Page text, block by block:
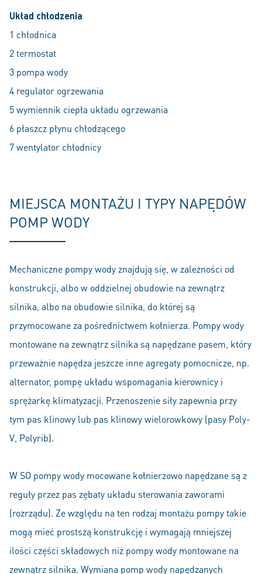
Układ chłodzenia
1 chłodnica
2 termostat
3 pompa wody
4 regulator ogrzewania
5 wymiennik ciepła układu ogrzewania
6 płaszcz płynu chłodzącego
7 wentylator chłodnicy
MIEJSCA MONTAŻU I TYPY NAPĘDÓW
POMP WODY
Mechaniczne pompy wody znajdują się, w zależności od
konstrukcji, albo w oddzielnej obudowie na zewnątrz
silnika, albo na obudowie silnika, do której są
przymocowane za pośrednictwem kołnierza. Pompy wody
montowane na zewnątrz silnika są napędzane pasem, który
przeważnie napędza jeszcze inne agregaty pomocnicze, np.
alternator, pompę układu wspomagania kierownicy i
sprężarkę klimatyzacji. Przenoszenie siły zapewnia przy
tym pas klinowy lub pas klinowy wielorowkowy (pasy Poly-
V, Polyrib).
W SO pompy wody mocowane kołnierzowo napędzane są z
reguły przez pas zębaty układu sterowania zaworami
(rozrządu). Ze względu na ten rodzaj montażu pompy takie
mogą mieć prostszą konstrukcję i wymagają mniejszej
ilości części składowych niż pompy wody montowane na
zewnątrz silnika. Wymiana pomp wody napędzanych